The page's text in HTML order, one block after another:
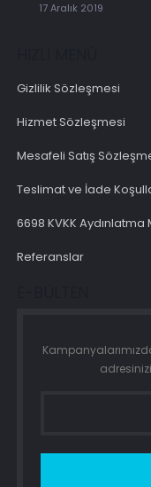
17 Aralık 2019
Gizlilik Sözleşmesi
Hizmet Sözleşmesi
Mesafeli Satış
Teslimat ve İade
6698 KVKK Aydınlatma
Referanslar